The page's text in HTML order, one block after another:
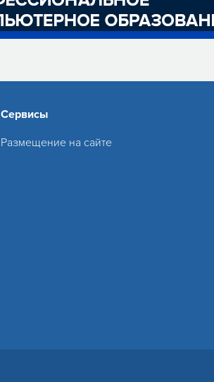
Сервисы
Размещение на сайте